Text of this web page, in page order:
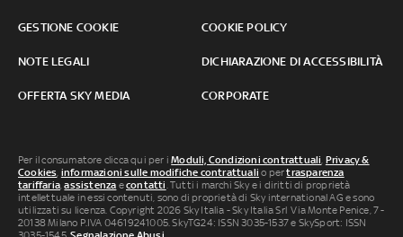
GESTIONE COOKIE COOKIE POLICY
NOTE LEGALI DICHIARAZIONE DI ACCESSIBILITÀ
OFFERTA SKY MEDIA CORPORATE
Per il consumatore clicca qui per iModuli, Condizioni contrattuali, Privacy &
Cookies, informazioni sulle modifiche contrattuali o pertrasparenza
tariffaria,assistenza econtatti. Tutti i marchi Sky e i diritti di proprietà
intellettuale in essi contenuti, sono di proprietà di Sky international AG e sono
utilizzati su licenza. Copyright 2026 Sky Italia - Sky Italia Srl Via Monte Penice, 7 -
20138 Milano P.IVA 04619241005. SkyTG24: ISSN 3035-1537 e SkySport: ISSN